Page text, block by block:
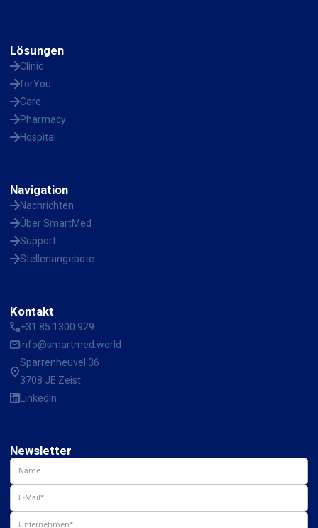
Lösungen
Clinic
forYou
Care
Pharmacy
Hospital
Navigation
Nachrichten
Über SmartMed
Support
Stellenangebote
Kontakt
+31 85 1300 929
info@smartmed.world
Sparrenheuvel 36
3708 JE Zeist
LinkedIn
Newsletter